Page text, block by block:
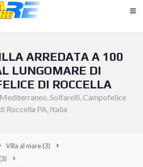
ARREDATA A 100
LUNGOMARE DI
DI ROCCELLA
Solfarelli, Campofelice
Roccella PA, Italia
Villa al mare(3)